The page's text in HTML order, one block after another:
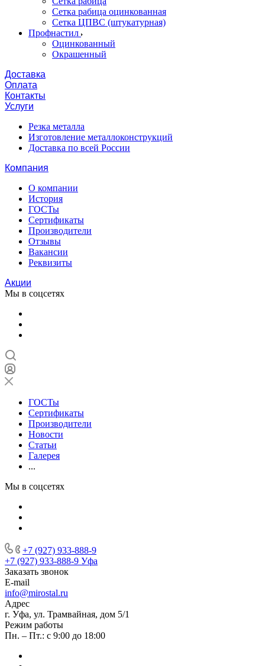
Сетка рабица оцинкованная
Сетка ЦПВС (штукатурная)
Профнастил
Оцинкованный
Окрашенный
Доставка
Оплата
Контакты
Услуги
Резка металла
Изготовление металлоконструкций
Доставка по всей России
Компания
О компании
История
ГОСТы
Сертификаты
Производители
Отзывы
Вакансии
Реквизиты
Акции
Мы в соцсетях
ГОСТы
Сертификаты
Производители
Новости
Статьи
Галерея
...
Мы в соцсетях
+7 (927) 933-888-9
+7 (927) 933-888-9 Уфа
Заказать звонок
E-mail
info@mirostal.ru
Адрес
г. Уфа, ул. Трамвайная, дом 5/1
Режим работы
Пн. – Пт.: с 9:00 до 18:00